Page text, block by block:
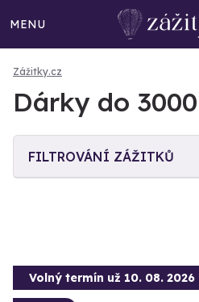
MENU
Zážitky.cz
Dárky do
FILTROVÁNÍ ZÁŽITKŮ
Volný termín už 10. 08. 2026